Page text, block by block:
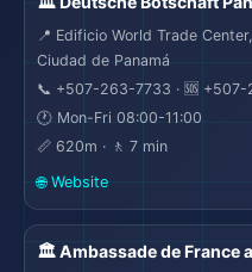
📍 Edificio World Trade
Ciudad de Panamá
📞 +507-263-7733 · 🆘
🕐 Mon-Fri 08:00-11:00
📏 620m · 🚶 7 min
🌐 Website
🏛️ Ambassade de France